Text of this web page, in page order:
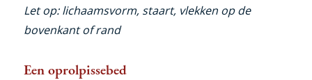
Let op: lichaamsvorm, staart, vlekken op de
bovenkant of rand
Een oprolpissebed